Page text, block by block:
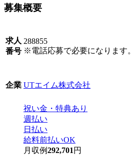
募集概要
求人
番号
288855
※電話応募で必要になります。
企業 UTエイム株式会社
祝い金・特典あり
週払い
日払い
給料前払いOK
月収例292,701 円